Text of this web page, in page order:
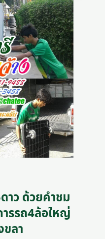
าว ด้วยคำชม
รรถ4ล้อใหญ่
ขลา